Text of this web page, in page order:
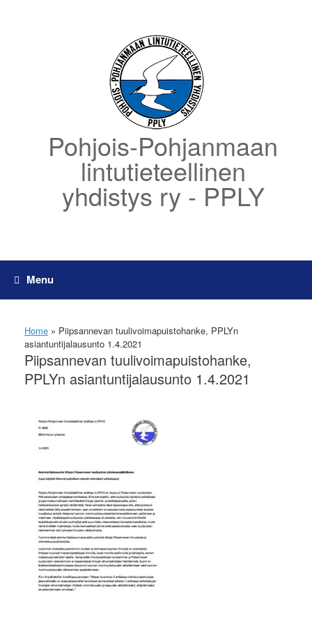
Pohjois-Pohjanmaan
lintutieteellinen
yhdistys ry - PPLY
Menu
Home » Piipsannevan tuulivoimapuistohanke, PPLYn
asiantuntijalausunto 1.4.2021
Piipsannevan tuulivoimapuistohanke,
PPLYn asiantuntijalausunto 1.4.2021